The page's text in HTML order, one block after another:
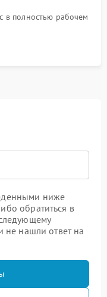
в полностью рабочем
ниже
обратиться в
не нашли ответ на